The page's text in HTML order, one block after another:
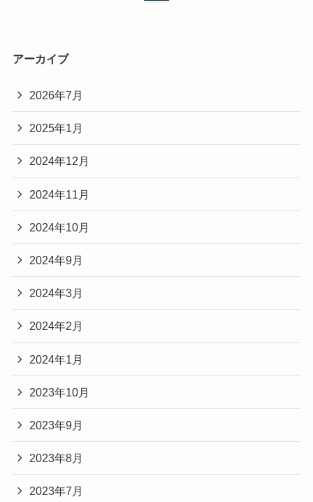
アーカイブ
2026年7月
2025年1月
2024年12月
2024年11月
2024年10月
2024年9月
2024年3月
2024年2月
2024年1月
2023年10月
2023年9月
2023年8月
2023年7月